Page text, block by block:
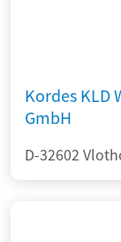
Kordes KLD
GmbH
D-32602